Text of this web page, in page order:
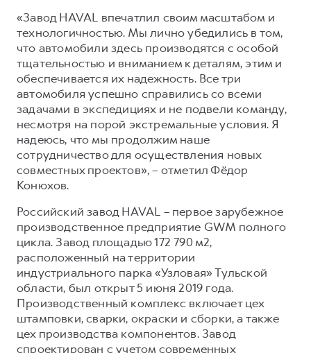
«Завод HAVAL впечатлил своим масштабом и
технологичностью. Мы лично убедились в том,
что автомобили здесь производятся с особой
тщательностью и вниманием к деталям, этим и
обеспечивается их надежность. Все три
автомобиля успешно справились со всеми
задачами в экспедициях и не подвели команду,
несмотря на порой экстремальные условия. Я
надеюсь, что мы продолжим наше
сотрудничество для осуществления новых
совместных проектов», – отметил Фёдор
Конюхов.
Российский завод HAVAL – первое зарубежное
производственное предприятие GWM полного
цикла. Завод площадью 172 790 м2,
расположенный на территории
индустриального парка «Узловая» Тульской
области, был открыт 5 июня 2019 года.
Производственный комплекс включает цех
штамповки, сварки, окраски и сборки, а также
цех производства компонентов. Завод
спроектирован с учетом современных